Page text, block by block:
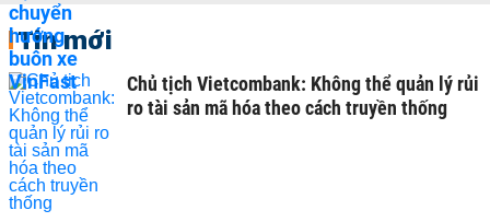
Tin mới
Chủ tịch Vietcombank: Không thể quản lý rủi
ro tài sản mã hóa theo cách truyền thống